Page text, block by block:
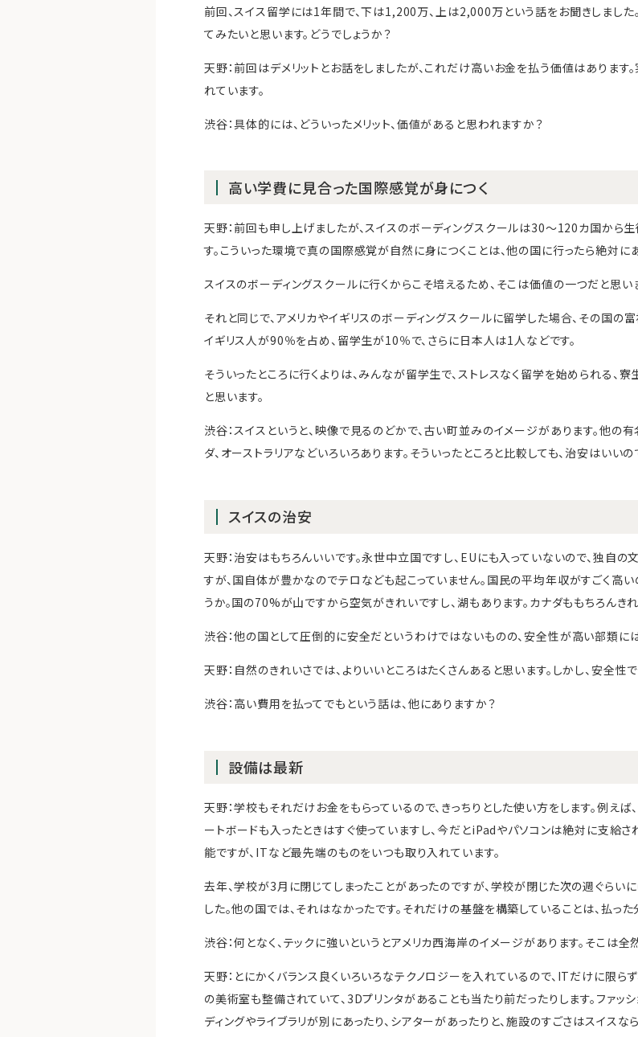
前回、スイス留学には1年間で、下は1,200万、上は2,000万という話をお聞きしまし
てみたいと思います。どうでしょうか？
天野：前回はデメリットとお話をしましたが、これだけ高いお金を払う価値はあります
れています。
渋谷：具体的には、どういったメリット、価値があると思われますか？
高い学費に見合った国際感覚が身につく
天野：前回も申し上げましたが、スイスのボーディングスクールは30～120カ国から
す。こういった環境で真の国際感覚が自然に身につくことは、他の国に行ったら絶対に
スイスのボーディングスクールに行くからこそ培えるため、そこは価値の一つだと思い
それと同じで、アメリカやイギリスのボーディングスクールに留学した場合、その国の
イギリス人が90％を占め、留学生が10％で、さらに日本人は1人などです。
そういったところに行くよりは、みんなが留学生で、ストレスなく留学を始められる、
と思います。
渋谷：スイスというと、映像で見るのどかで、古い町並みのイメージがあります。他の
ダ、オーストラリアなどいろいろあります。そういったところと比較しても、治安はいいの
スイスの治安
天野：治安はもちろんいいです。永世中立国ですし、EUにも入っていないので、独自の
すが、国自体が豊かなのでテロなども起こっていません。国民の平均年収がすごく高
うか。国の70%が山ですから空気がきれいですし、湖もあります。カナダももちろんき
渋谷：他の国として圧倒的に安全だというわけではないものの、安全性が高い部類に
天野：自然のきれいさでは、よりいいところはたくさんあると思います。しかし、安全性
渋谷：高い費用を払ってでもという話は、他にありますか？
設備は最新
天野：学校もそれだけお金をもらっているので、きっちりとした使い方をします。例え
ートボードも入ったときはすぐ使っていますし、今だとiPadやパソコンは絶対に支給さ
能ですが、ITなど最先端のものをいつも取り入れています。
去年、学校が3月に閉じてしまったことがあったのですが、学校が閉じた次の週ぐらい
した。他の国では、それはなかったです。それだけの基盤を構築していることは、払っ
渋谷：何となく、テックに強いというとアメリカ西海岸のイメージがあります。そこは全
天野：とにかくバランス良くいろいろなテクノロジーを入れているので、ITだけに限ら
の美術室も整備されていて、3Dプリンタがあることも当たり前だったりします。ファッ
ディングやライブラリが別にあったり、シアターがあったりと、施設のすごさはスイス